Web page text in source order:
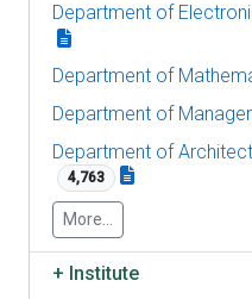
Department of
Department of
Department of
Department of
4,763
More...
+ Institute